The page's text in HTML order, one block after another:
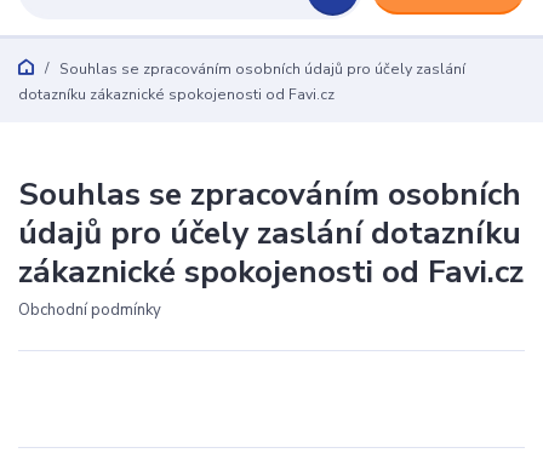
Souhlas se zpracováním osobních údajů pro účely zaslání
dotazníku zákaznické spokojenosti od Favi.cz
Souhlas se zpracováním osobních
údajů pro účely zaslání dotazníku
zákaznické spokojenosti od Favi.cz
Obchodní podmínky